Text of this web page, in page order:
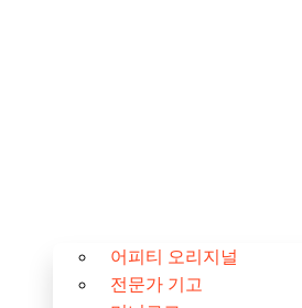
어피티 오리지널
전문가 기고